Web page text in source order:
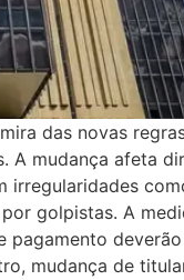
das novas
mudança afeta
golpistas. A
mudança de